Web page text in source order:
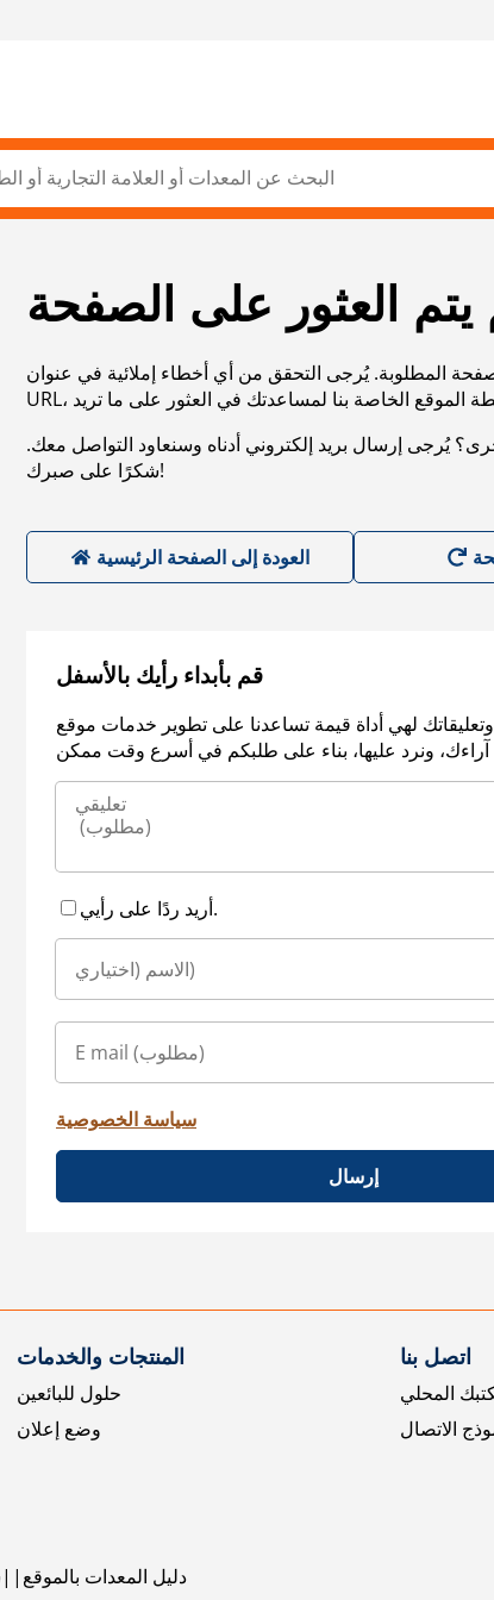
يتم العثور على الصفحة
المطلوبة. يُرجى التحقق من أي أخطاء إملائية في عنوان
يُرجى إرسال بريد إلكتروني أدناه وسنعاود التواصل معك.
شكرًا على صبرك!
العودة إلى الصفحة الرئيسية
قم بأبداء رأيك بالأسفل
لهي أداة قيمة تساعدنا على تطوير خدمات موقع
أريد ردًا على رأيي.
سياسة الخصوصية
إرسال
المنتجات والخدمات
حلول للبائعين
وضع إعلان
اتصل بنا
المحلي
الاتصال
دليل المعدات بالموقع